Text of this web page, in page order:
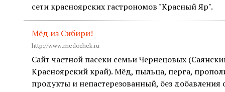
сети красноярских гастрономов "Красный Яр".
Мёд из Сибири!
http://www.medochek.ru
Сайт частной пасеки семьи Чернецовых
Красноярский край). Мёд, пыльца, перга,
продукты и непастерезованный, без добавления